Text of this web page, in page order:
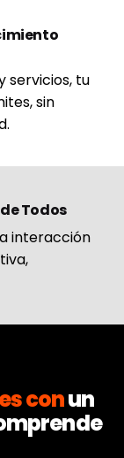
servicios, tu
sin
Todos
interacción
conun